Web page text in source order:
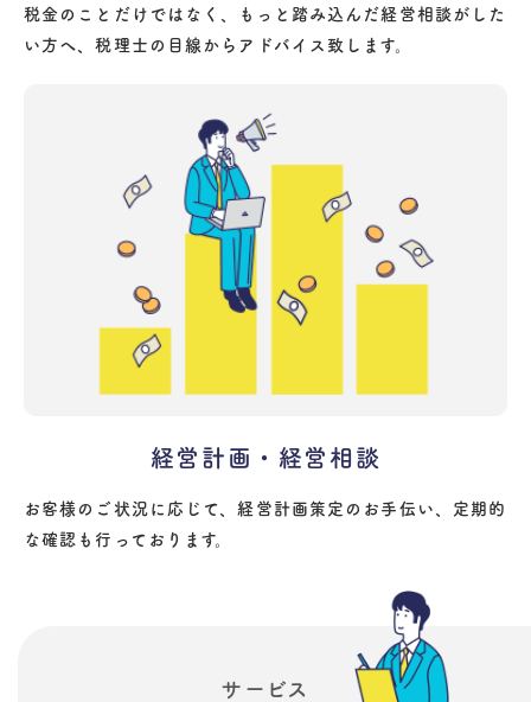
税金のことだけではなく、もっと踏み込んだ経営相談がした
い方へ、税理士の目線からアドバイス致します。
経営計画・経営相談
お客様のご状況に応じて、経営計画策定のお手伝い、定期的
な確認も行っております。
サービス